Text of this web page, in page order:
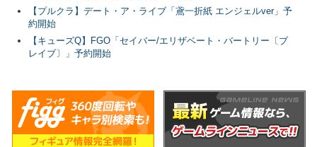
【プルクラ】デート・ア・ライブ「鳶一折紙 エンジェルver」予
約開始
【キューズQ】FGO「セイバー/エリザベート・バートリー〔ブ
レイブ〕」予約開始